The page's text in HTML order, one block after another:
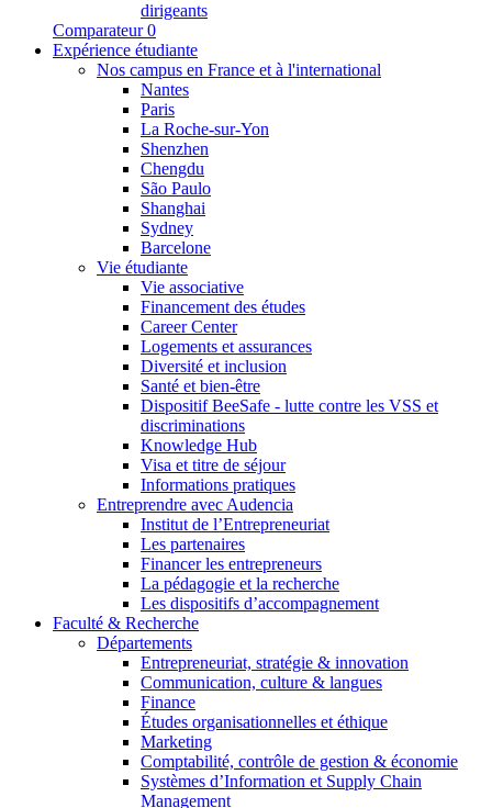
dirigeants
Comparateur 0
Expérience étudiante
Nos campus en France et à l'international
Nantes
Paris
La Roche-sur-Yon
Shenzhen
Chengdu
São Paulo
Shanghai
Sydney
Barcelone
Vie étudiante
Vie associative
Financement des études
Career Center
Logements et assurances
Diversité et inclusion
Santé et bien-être
Dispositif BeeSafe - lutte contre les VSS et
discriminations
Knowledge Hub
Visa et titre de séjour
Informations pratiques
Entreprendre avec Audencia
Institut de l’Entrepreneuriat
Les partenaires
Financer les entrepreneurs
La pédagogie et la recherche
Les dispositifs d’accompagnement
Faculté & Recherche
Départements
Entrepreneuriat, stratégie & innovation
Communication, culture & langues
Finance
Études organisationnelles et éthique
Marketing
Comptabilité, contrôle de gestion & économie
Systèmes d’Information et Supply Chain
Management